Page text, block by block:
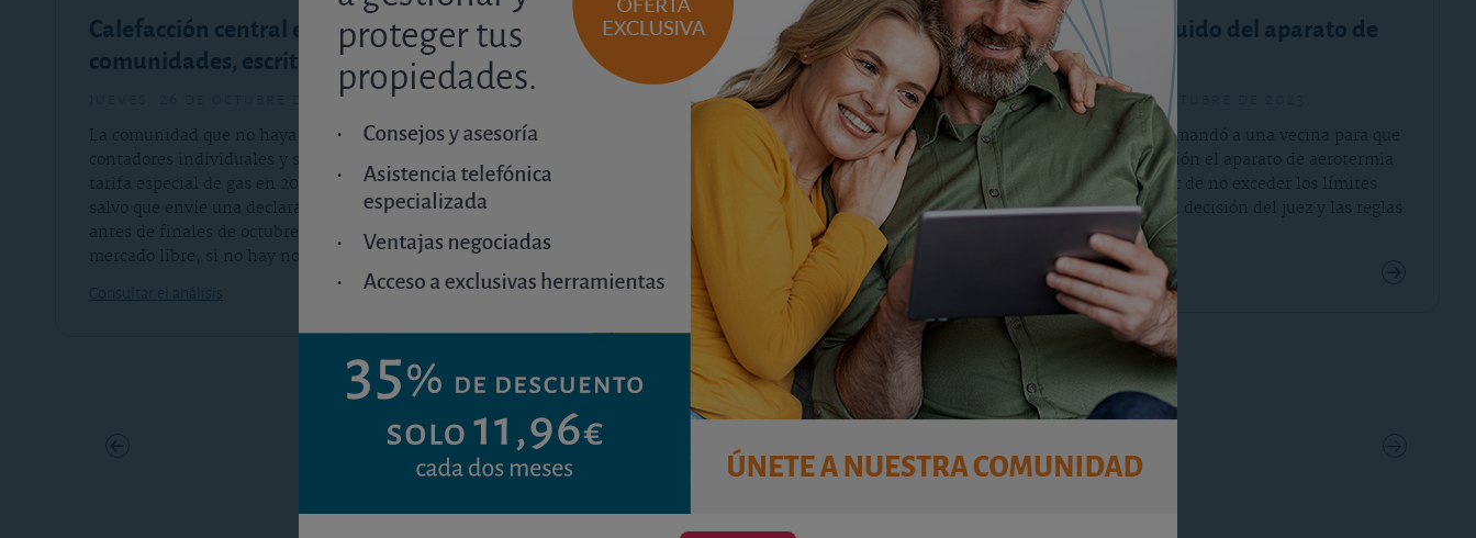
viernes, 3 de noviembre de 2023
Si sospechan que la obra del vecino es ilegal por
afectar a elementos comunes o al derecho de
otro afectado, es posible solicitar la paralización
de la obra en curso antes de que se termine.
Calefacción central en
comunidades, escrito urgente
jueves, 26 de octubre de 2023
La comunidad que no haya instalado los
contadores individuales y se haya aplicado la
tarifa especial de gas en 2023 será penalizada
salvo que envíe una declaración responsable
antes de finales de octubre. En 2024 volverán al
mercado libre, si no hay novedades legales.
Consultar el análisis
Condena por ruido del aparato de
aerotermia
viernes, 13 de octubre de 2023
Esta comunidad demandó a una vecina para que
cambiara de ubicación el aparato de aerotermia
por el ruido, a pesar de no exceder los límites
municipales. Vea la decisión del juez y las reglas
que se aplican.
Consultar el análisis
1